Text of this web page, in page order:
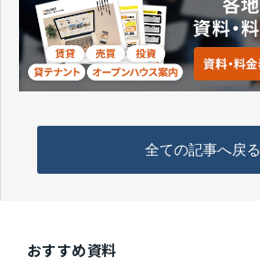
全ての記事へ戻る
おすすめ資料